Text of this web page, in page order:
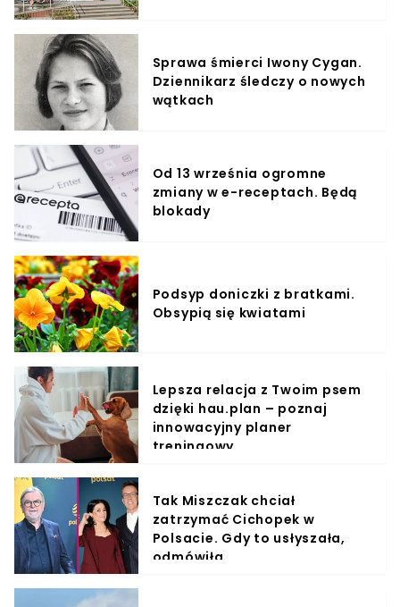
Sprawa śmierci Iwony Cygan.
Dziennikarz śledczy o nowych
wątkach
Od 13 września ogromne
zmiany w e-receptach. Będą
blokady
Podsyp doniczki z bratkami.
Obsypią się kwiatami
Lepsza relacja z Twoim psem
dzięki hau.plan – poznaj
innowacyjny planer
treningowy
Tak Miszczak chciał
zatrzymać Cichopek w
Polsacie. Gdy to usłyszała,
odmówiła